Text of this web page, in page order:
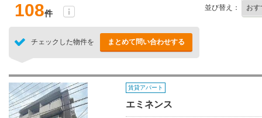
108件
並び替え：
チェックした物件を まとめて問い合わせする
賃貸アパート
エミネンス